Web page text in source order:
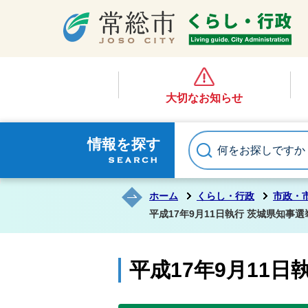
大切なお知らせ
情報を探す
ホーム くらし・行政
市政・
平成17年9月11日執行 茨城県知事
平成17年9月11日